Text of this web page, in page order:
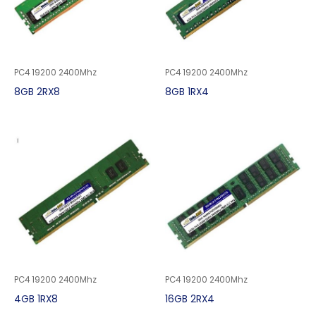
PC4 19200 2400Mhz
8GB 2RX8
PC4 19200 2400Mhz
8GB 1RX4
PC4 19200 2400Mhz
4GB 1RX8
PC4 19200 2400Mhz
16GB 2RX4